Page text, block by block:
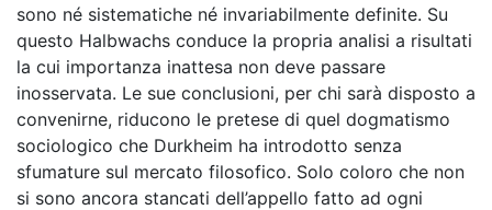
sono né sistematiche né invariabilmente definite. Su
questo Halbwachs conduce la propria analisi a risultati
la cui importanza inattesa non deve passare
inosservata. Le sue conclusioni, per chi sarà disposto a
convenirne, riducono le pretese di quel dogmatismo
sociologico che Durkheim ha introdotto senza
sfumature sul mercato filosofico. Solo coloro che non
si sono ancora stancati dell’appello fatto ad ogni